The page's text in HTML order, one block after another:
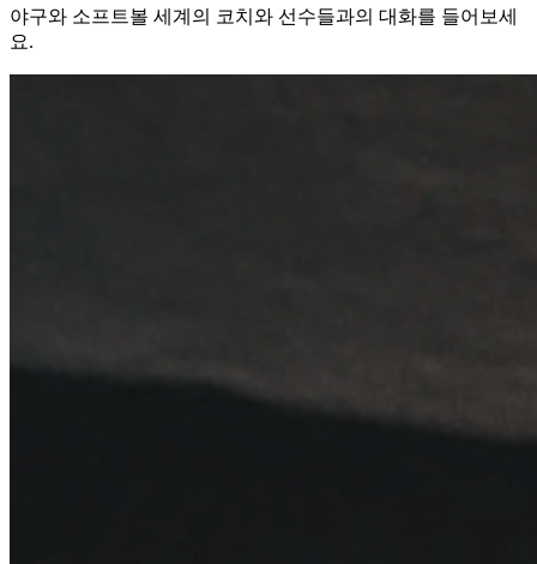
야구와 소프트볼 세계의 코치와 선수들과의 대화를 들어보세
요.